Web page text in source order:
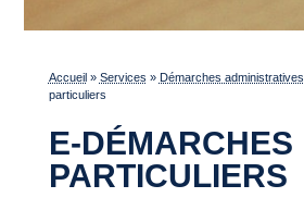
Accueil » Services » Démarches administratives
particuliers
E-DÉMARCHES
PARTICULIERS